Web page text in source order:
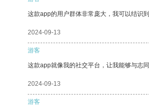
这款app的用户群体非常庞大，我可以结识
2024-09-13
游客
这款app就像我的社交平台，让我能够与志
2024-09-13
游客